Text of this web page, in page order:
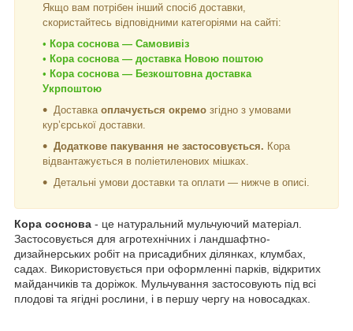
Якщо вам потрібен інший спосіб доставки,
скористайтесь відповідними категоріями на сайті:
• Кора соснова — Самовивіз
• Кора соснова — доставка Новою поштою
• Кора соснова — Безкоштовна доставка
Укрпоштою
Доставка оплачується окремо згідно з умовами
кур’єрської доставки.
Додаткове пакування не застосовується. Кора
відвантажується в поліетиленових мішках.
Детальні умови доставки та оплати — нижче в описі.
Кора соснова - це натуральний мульчуючий матеріал.
Застосовується для агротехнічних і ландшафтно-
дизайнерських робіт на присадибних ділянках, клумбах,
садах. Використовується при оформленні парків, відкритих
майданчиків та доріжок. Мульчування застосовують під всі
плодові та ягідні рослини, і в першу чергу на новосадках.